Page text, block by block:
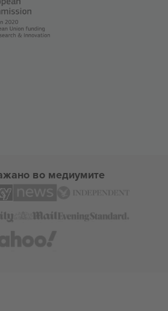
во медиумите